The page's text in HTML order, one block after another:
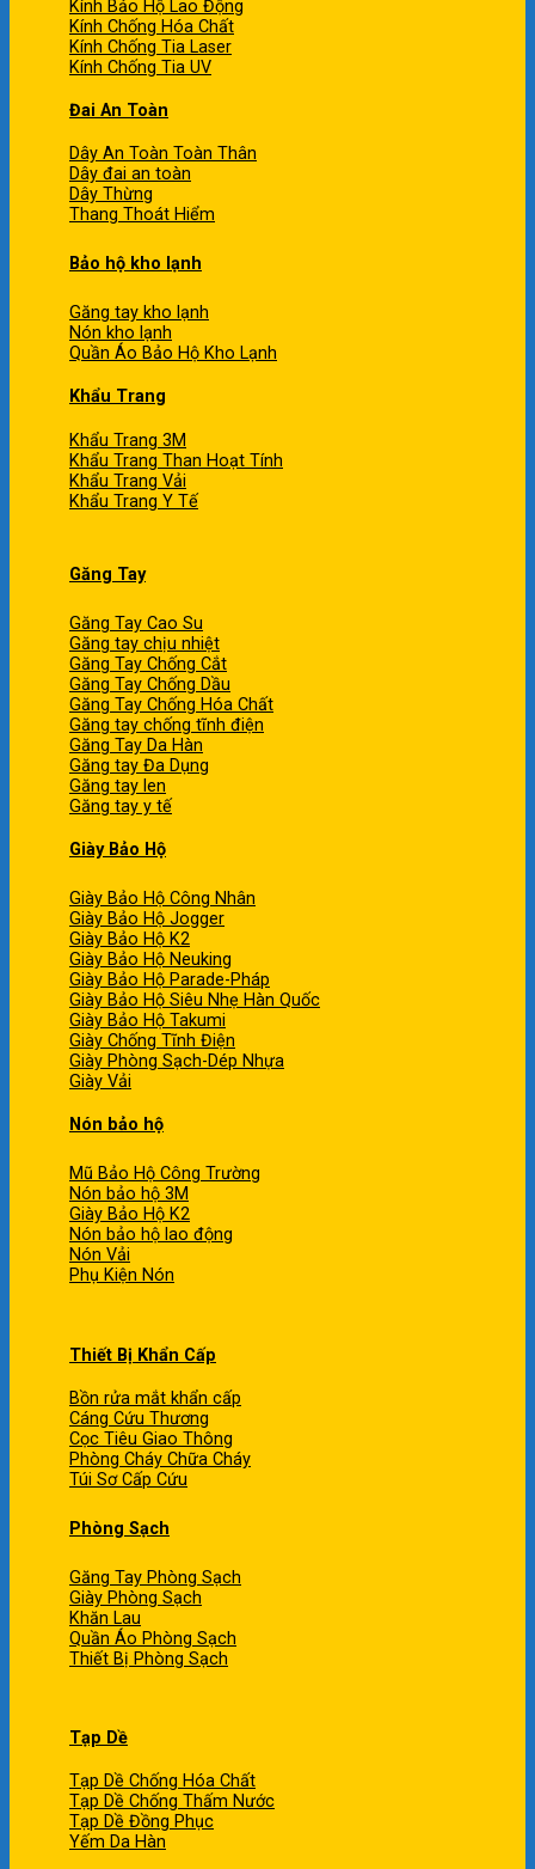
Kính Bảo Hộ Lao Động
Kính Chống Hóa Chất
Kính Chống Tia Laser
Kính Chống Tia UV
Đai An Toàn
Dây An Toàn Toàn Thân
Dây đai an toàn
Dây Thừng
Thang Thoát Hiểm
Bảo hộ kho lạnh
Găng tay kho lạnh
Nón kho lạnh
Quần Áo Bảo Hộ Kho Lạnh
Khẩu Trang
Khẩu Trang 3M
Khẩu Trang Than Hoạt Tính
Khẩu Trang Vải
Khẩu Trang Y Tế
Găng Tay
Găng Tay Cao Su
Găng tay chịu nhiệt
Găng Tay Chống Cắt
Găng Tay Chống Dầu
Găng Tay Chống Hóa Chất
Găng tay chống tĩnh điện
Găng Tay Da Hàn
Găng tay Đa Dụng
Găng tay len
Găng tay y tế
Giày Bảo Hộ
Giày Bảo Hộ Công Nhân
Giày Bảo Hộ Jogger
Giày Bảo Hộ K2
Giày Bảo Hộ Neuking
Giày Bảo Hộ Parade-Pháp
Giày Bảo Hộ Siêu Nhẹ Hàn Quốc
Giày Bảo Hộ Takumi
Giày Chống Tĩnh Điện
Giày Phòng Sạch-Dép Nhựa
Giày Vải
Nón bảo hộ
Mũ Bảo Hộ Công Trường
Nón bảo hộ 3M
Giày Bảo Hộ K2
Nón bảo hộ lao động
Nón Vải
Phụ Kiện Nón
Thiết Bị Khẩn Cấp
Bồn rửa mắt khẩn cấp
Cáng Cứu Thương
Cọc Tiêu Giao Thông
Phòng Cháy Chữa Cháy
Túi Sơ Cấp Cứu
Phòng Sạch
Găng Tay Phòng Sạch
Giày Phòng Sạch
Khăn Lau
Quần Áo Phòng Sạch
Thiết Bị Phòng Sạch
Tạp Dề
Tạp Dề Chống Hóa Chất
Tạp Dề Chống Thấm Nước
Tạp Dề Đồng Phục
Yếm Da Hàn